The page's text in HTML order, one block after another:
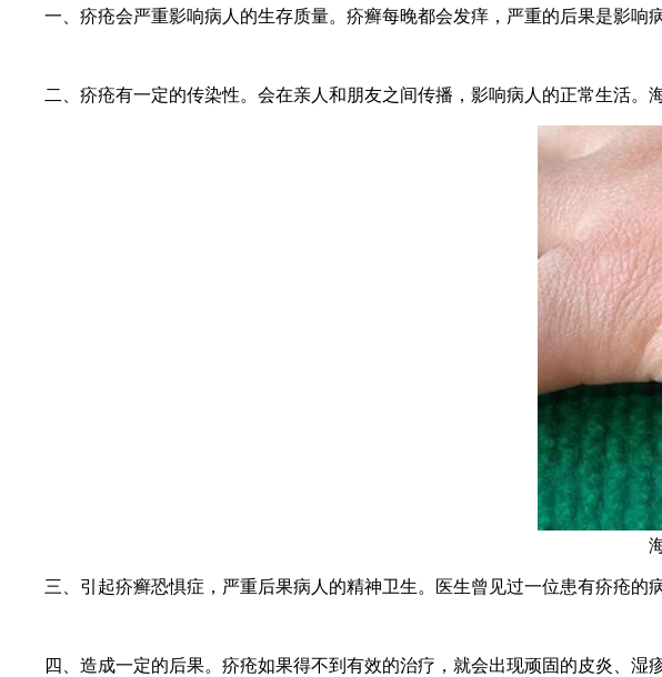
一、疥疮会严重影响病人的生存质量。疥癣每晚都会发痒，严重的后果是影响病
二、疥疮有一定的传染性。会在亲人和朋友之间传播，影响病人的正常生活。
三、引起疥癣恐惧症，严重后果病人的精神卫生。医生曾见过一位患有疥疮的
四、造成一定的后果。疥疮如果得不到有效的治疗，就会出现顽固的皮炎、湿疹